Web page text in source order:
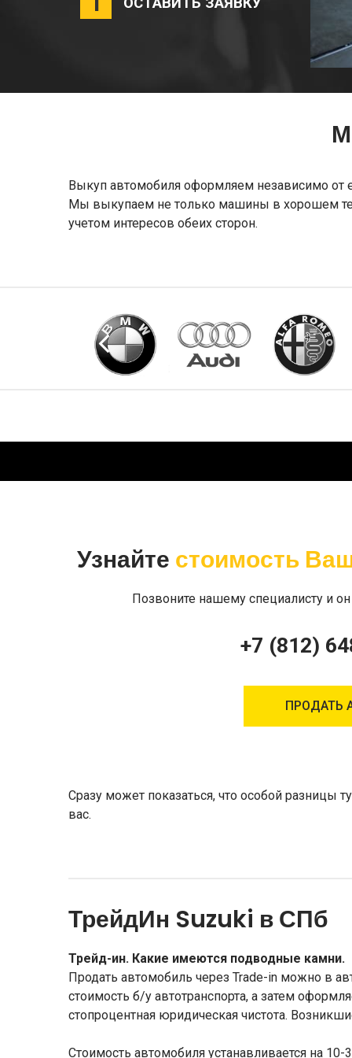
Выкуп автомобиля оформляем независимо от
Мы выкупаем не только машины в хорошем
учетом интересов обеих сторон.
Узнайте стоимость
Позвоните нашему специалисту и
+7 (812)
ПРОДАТЬ
Сразу может показаться, что особой разницы
вас.
ТрейдИн Suzuki в СПб
Трейд-ин. Какие имеются подводные камни.
Продать автомобиль через Trade-in можно в
стоимость б/у автотранспорта, а затем
стопроцентная юридическая чистота.
Стоимость автомобиля устанавливается на